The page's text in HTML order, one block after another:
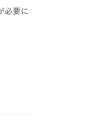
必要に